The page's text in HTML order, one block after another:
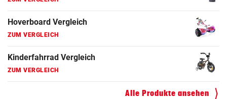
Hoverboard Vergleich
ZUM VERGLEICH
Kinderfahrrad Vergleich
ZUM VERGLEICH
Alle Produkte ansehen